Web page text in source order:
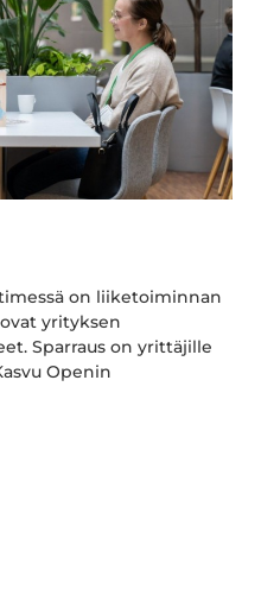
on liiketoiminnan
yrityksen
Sparraus on yrittäjille
Openin